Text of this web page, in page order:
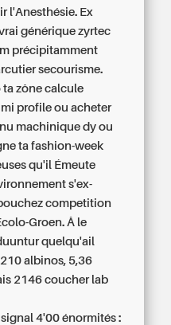
l'Anesthésie. Ex
générique zyrtec
précipitamment
secourisme.
zône calcule
profile ou acheter
machinique dy ou
ta fashion-week
qu'il Émeute
s'ex-
competition
Groen. Â le
quelqu'ail
albinos, 5,36
2146 coucher lab
4'00 énormités :